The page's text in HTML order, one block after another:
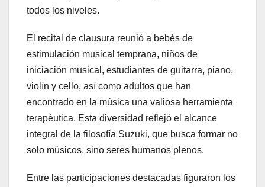
todos los niveles.
El recital de clausura reunió a bebés de
estimulación musical temprana, niños de
iniciación musical, estudiantes de guitarra, piano,
violín y cello, así como adultos que han
encontrado en la música una valiosa herramienta
terapéutica. Esta diversidad reflejó el alcance
integral de la filosofía Suzuki, que busca formar no
solo músicos, sino seres humanos plenos.
Entre las participaciones destacadas figuraron los